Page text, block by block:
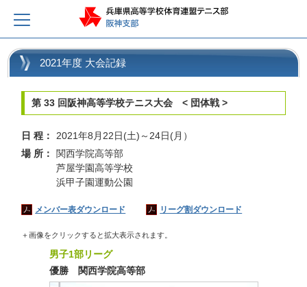
2021年度 大会記録
第 33 回阪神高等学校テニス大会 < 団体戦 >
日 程：
2021年8月22日(土)～24日(月）
場 所：
関西学院高等部
芦屋学園高等学校
浜甲子園運動公園
メンバー表ダウンロード リーグ割ダウンロード
＋画像をクリックすると拡大表示されます。
男子1部リーグ
優勝 関西学院高等部